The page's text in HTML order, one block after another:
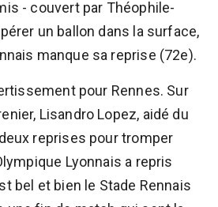
- couvert par Théophile-
un ballon dans la surface,
manque sa reprise (72e).
pour Rennes. Sur
Lisandro Lopez, aidé du
reprises pour tromper
Lyonnais a repris
bel et bien le Stade Rennais